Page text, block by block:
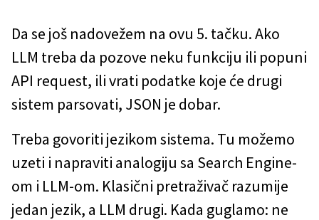
Da se još nadovežem na ovu 5. tačku. Ako
LLM treba da pozove neku funkciju ili popuni
API request, ili vrati podatke koje će drugi
sistem parsovati, JSON je dobar.
Treba govoriti jezikom sistema. Tu možemo
uzeti i napraviti analogiju sa Search Engine-
om i LLM-om. Klasični pretraživač razumije
jedan jezik, a LLM drugi. Kada guglamo: ne